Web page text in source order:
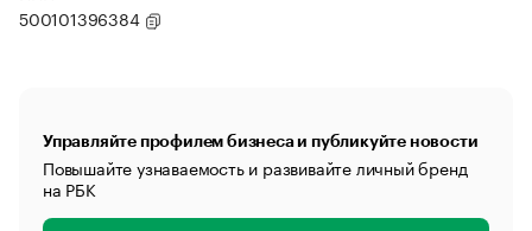
500101396384
Управляйте профилем бизнеса и публикуйте новости
Повышайте узнаваемость и развивайте личный бренд
на РБК